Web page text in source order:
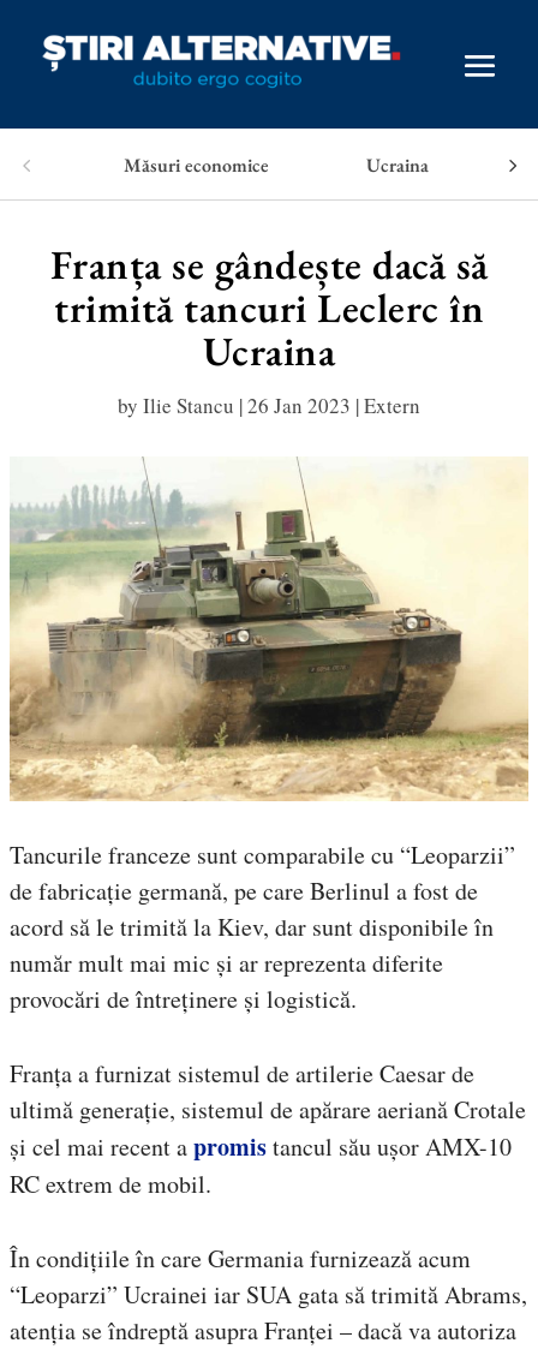
Măsuri economice Ucraina
Franța se gândește dacă să
trimită tancuri Leclerc în
Ucraina
by Ilie Stancu |26 Jan 2023 |Extern
Tancurile franceze sunt comparabile cu “Leoparzii”
de fabricație germană, pe care Berlinul a fost de
acord să le trimită la Kiev, dar sunt disponibile în
număr mult mai mic și ar reprezenta diferite
provocări de întreținere și logistică.
Franța a furnizat sistemul de artilerie Caesar de
ultimă generație, sistemul de apărare aeriană Crotale
și cel mai recent apromistancul său ușor AMX-10
RC extrem de mobil.
În condițiile în care Germania furnizează acum
“Leoparzi” Ucrainei iar SUA gata să trimită Abrams,
atenția se îndreptă asupra Franței – dacă va autoriza